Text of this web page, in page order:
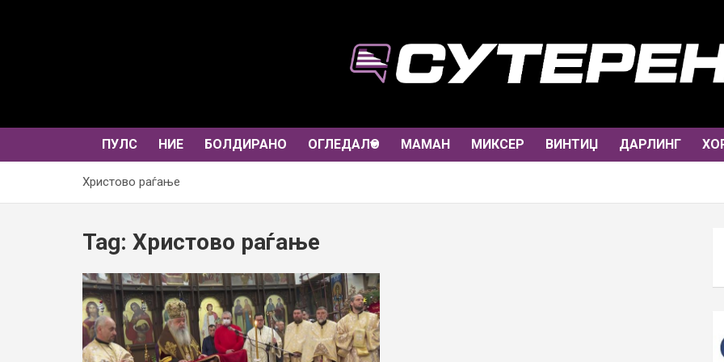
ПУЛС НИЕ БОЛДИРАНО ОГЛЕДАЛО МАМАН МИКСЕР ВИНТИЏ ДАРЛИНГ
Христово раѓање
Tag: Христово раѓање